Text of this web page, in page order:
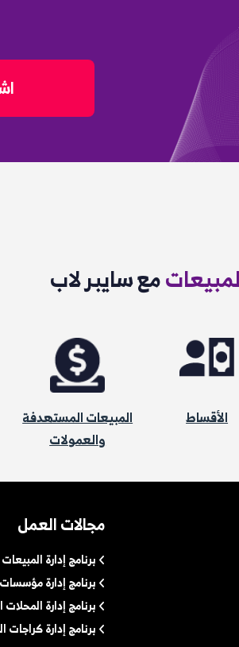
مع سايبر لاب
الأقساط
المبيعات المستهدفة
والعمولات
مجالات العمل
برنامج إدارة
برنامج إدارة مؤسسات
برنامج إدارة المحلات
برنامج إدارة كراجات